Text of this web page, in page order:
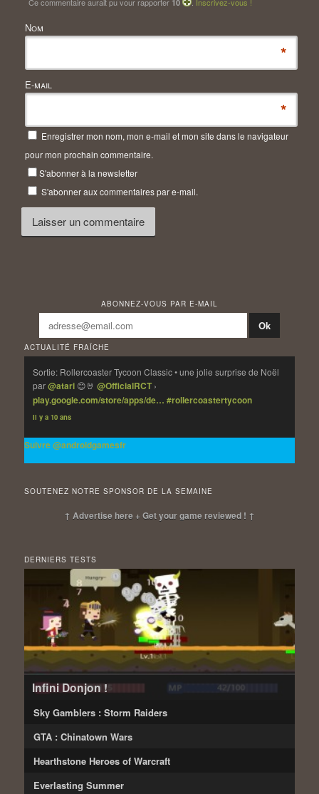
10
Nom
*
E-mail
*
Enregistrer mon nom, mon e-mail et mon site dans le navigateur
pour mon prochain commentaire.
S'abonner à la newsletter
S'abonner aux commentaires par e-mail.
ABONNEZ-VOUS PAR E-MAIL
ACTUALITÉ FRAÎCHE
Sortie: Rollercoaster Tycoon Classic • une jolie surprise de Noël
par@atari 😊🤘@OfficialRCT ›
play.google.com/store/apps/de… #rollercoastertycoon
Il y a 10 ans
Suivre @androidgamesfr
SOUTENEZ NOTRE SPONSOR DE LA SEMAINE
↑ Advertise here + Get your game reviewed ! ↑
DERNIERS TESTS
Infini Donjon !
Sky Gamblers : Storm Raiders
GTA : Chinatown Wars
Hearthstone Heroes of Warcraft
Everlasting Summer